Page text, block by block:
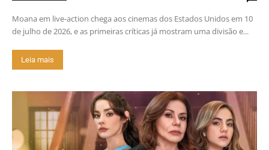
Moana em live-action chega aos cinemas dos Estados Unidos em 10
de julho de 2026, e as primeiras críticas já mostram uma divisão e...
Leia mais